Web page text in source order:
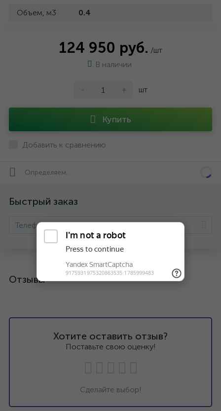
Объем, м3
0.4
124 950 руб. /шт
В наличии
- + шт
Купить
Добавить к сравнению
Определяем...
Быстрый заказ
Отзывы
Хотите оставить отзыв?
Поставьте свою оценку!
Сделайте выбор!